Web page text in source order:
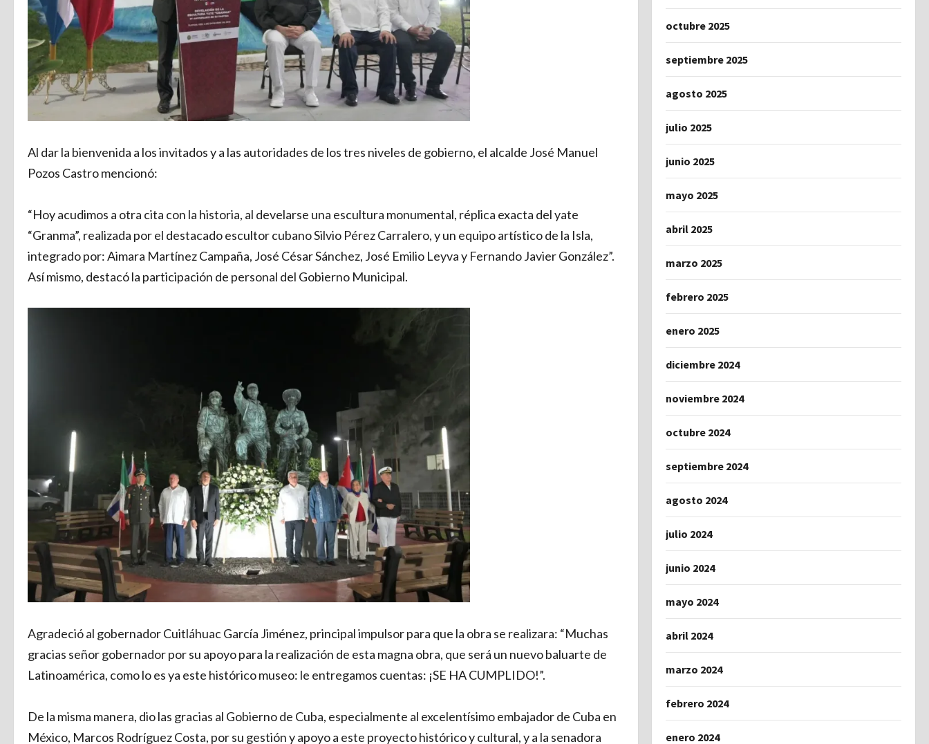
Al dar la bienvenida a los invitados y a las autoridades de los tres niveles de gobierno, el alcalde José Manuel
Pozos Castro mencionó:
“Hoy acudimos a otra cita con la historia, al develarse una escultura monumental, réplica exacta del yate
“Granma”, realizada por el destacado escultor cubano Silvio Pérez Carralero, y un equipo artístico de la Isla,
integrado por: Aimara Martínez Campaña, José César Sánchez, José Emilio Leyva y Fernando Javier González”.
Así mismo, destacó la participación de personal del Gobierno Municipal.
Agradeció al gobernador Cuitláhuac García Jiménez, principal impulsor para que la obra se realizara: “Muchas
gracias señor gobernador por su apoyo para la realización de esta magna obra, que será un nuevo baluarte de
Latinoamérica, como lo es ya este histórico museo: le entregamos cuentas: ¡SE HA CUMPLIDO!”.
De la misma manera, dio las gracias al Gobierno de Cuba, especialmente al excelentísimo embajador de Cuba en
México, Marcos Rodríguez Costa, por su gestión y apoyo a este proyecto histórico y cultural, y a la senadora
octubre 2025
septiembre 2025
agosto 2025
julio 2025
junio 2025
mayo 2025
abril 2025
marzo 2025
febrero 2025
enero 2025
diciembre 2024
noviembre 2024
octubre 2024
septiembre 2024
agosto 2024
julio 2024
junio 2024
mayo 2024
abril 2024
marzo 2024
febrero 2024
enero 2024